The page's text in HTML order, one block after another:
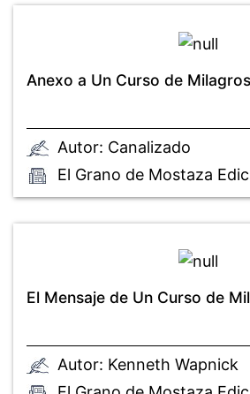
Anexo a Un Curso de Milagros
Autor: Canalizado
El Grano de Mostaza
El Mensaje de Un Curso de
Autor: Kenneth Wapnick